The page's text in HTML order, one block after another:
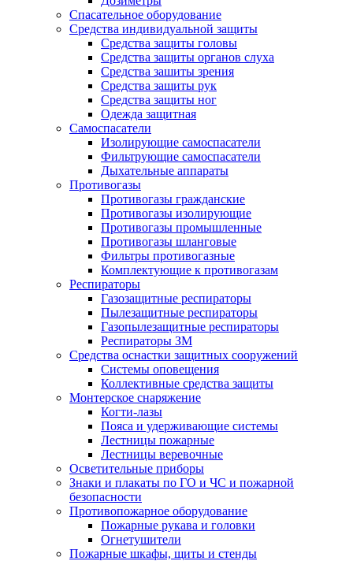
Спасательное оборудование
Средства индивидуальной защиты
Средства защиты головы
Средства защиты органов слуха
Средства зашиты зрения
Средства защиты рук
Средства защиты ног
Одежда защитная
Самоспасатели
Изолирующие самоспасатели
Фильтрующие самоспасатели
Дыхательные аппараты
Противогазы
Противогазы гражданские
Противогазы изолирующие
Противогазы промышленные
Противогазы шланговые
Фильтры противогазные
Комплектующие к противогазам
Респираторы
Газозащитные респираторы
Пылезащитные респираторы
Газопылезащитные респираторы
Респираторы ЗМ
Средства оснастки защитных сооружений
Системы оповещения
Коллективные средства защиты
Монтерское снаряжение
Когти-лазы
Пояса и удерживающие системы
Лестницы пожарные
Лестницы веревочные
Осветительные приборы
Знаки и плакаты по ГО и ЧС и пожарной
безопасности
Противопожарное оборудование
Пожарные рукава и головки
Огнетушители
Пожарные шкафы, щиты и стенды